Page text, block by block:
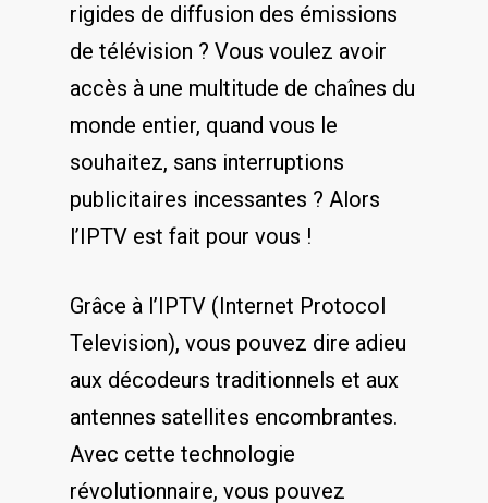
rigides de‌ diffusion des​ émissions
⁤de télévision ? Vous voulez avoir
accès à une multitude de chaînes ‍du
monde‌ entier, quand vous le
souhaitez, sans interruptions
publicitaires incessantes ? Alors
l’IPTV ‍est fait‌ pour vous !
Grâce à l’IPTV (Internet Protocol
Television), vous pouvez⁤ dire adieu
aux décodeurs traditionnels‍ et aux
antennes satellites encombrantes.
⁢Avec cette technologie
révolutionnaire, vous pouvez